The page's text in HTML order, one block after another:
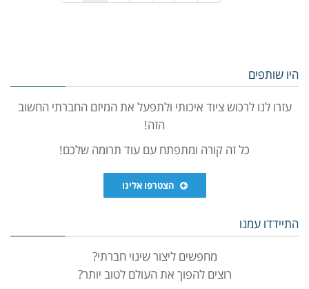
היו שותפים
עזרו לנו לרכוש ציוד איכותי ולתפעל את המיזם החברתי החשוב
הזה!
כל זה קורה ומתפתח עם עוד תרומה שלכם!
הצטרפו אלינו
התיידדו עמנו
מחפשים ליצור שינוי חברתי?
רוצים להפוך את העולם לטוב יותר?